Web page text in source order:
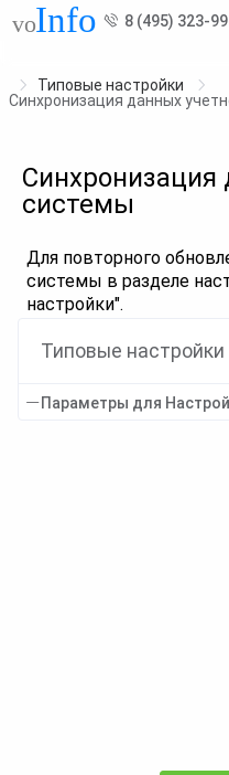
8 (495) 323-
Типовые настройки
Синхронизация данных
Синхронизация
системы
Для повторного
системы в разделе
настройки".
Типовые настройки
Параметры для